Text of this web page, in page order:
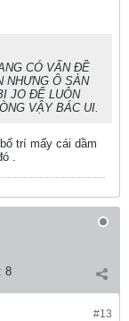
CÓ VẤN ĐỀ
NHƯNG Ô SÀN
JO ĐỂ LUÔN
VẬY BÁC UI.
trí mấy cái dầm
.
8
#13